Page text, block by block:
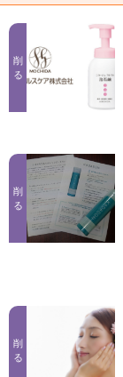
削
る
削
る
削
る